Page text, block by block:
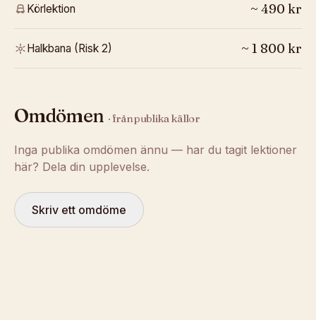
Körlektion ~ 490 kr
Halkbana (Risk 2) ~ 1 800 kr
Omdömen · från publika källor
Inga publika omdömen ännu — har du tagit lektioner
här? Dela din upplevelse.
Skriv ett omdöme